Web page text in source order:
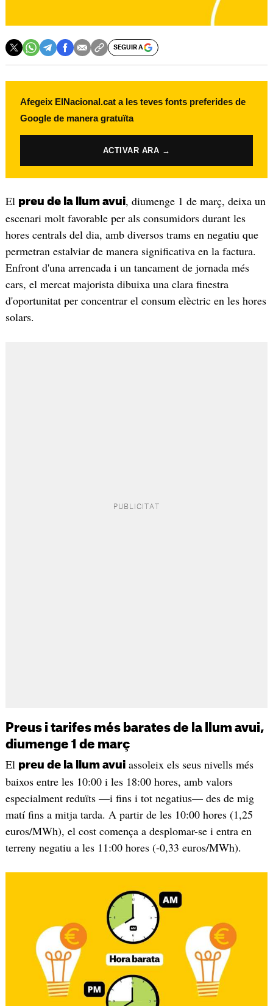
SEGUIR A
Afegeix ElNacional.cat a les teves fonts preferides de
Google de manera gratuïta
ACTIVAR ARA →
El preu de la llum avui, diumenge 1 de març, deixa un
escenari molt favorable per als consumidors durant les
hores centrals del dia, amb diversos trams en negatiu que
permetran estalviar de manera significativa en la factura.
Enfront d'una arrencada i un tancament de jornada més
cars, el mercat majorista dibuixa una clara finestra
d'oportunitat per concentrar el consum elèctric en les hores
solars.
Preus i tarifes més barates de la llum avui,
diumenge 1 de març
El preu de la llum avuiassoleix els seus nivells més
baixos entre les 10:00 i les 18:00 hores, amb valors
especialment reduïts —i fins i tot negatius— des de mig
matí fins a mitja tarda. A partir de les 10:00 hores (1,25
euros/MWh), el cost comença a desplomar-se i entra en
terreny negatiu a les 11:00 hores (-0,33 euros/MWh).